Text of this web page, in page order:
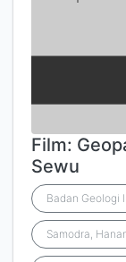
Film:
Sewu
Badan Geologi
Samodra,